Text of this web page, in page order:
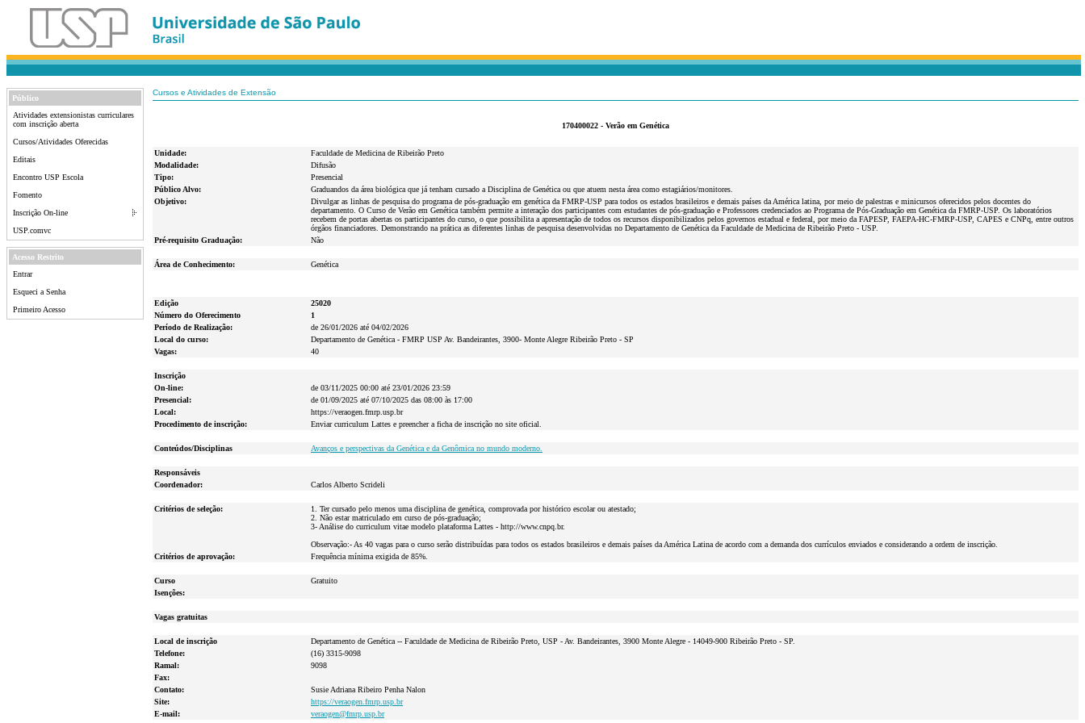
Público
Atividades extensionistas curriculares
com inscrição aberta
Cursos/Atividades Oferecidas
Editais
Encontro USP Escola
Fomento
Inscrição On-line
USP.comvc
Acesso Restrito
Entrar
Esqueci a Senha
Primeiro Acesso
Cursos e Atividades de Extensão
170400022 - Verão em Genética
Unidade:
Faculdade de Medicina de Ribeirão Preto
Modalidade:
Difusão
Tipo:
Presencial
Público Alvo:
Graduandos da área biológica que já tenham cursado a Disciplina de Genética ou que atuem nesta área como estagiários/monitores.
Objetivo:
Divulgar as linhas de pesquisa do programa de pós-graduação em genética da FMRP-USP para todos os estados brasileiros e demais países da América latina, por meio de palestras e minicursos oferecidos pelos docentes do
departamento. O Curso de Verão em Genética também permite a interação dos participantes com estudantes de pós-graduação e Professores credenciados ao Programa de Pós-Graduação em Genética da FMRP-USP. Os laboratórios
recebem de portas abertas os participantes do curso, o que possibilita a apresentação de todos os recursos disponibilizados pelos governos estadual e federal, por meio da FAPESP, FAEPA-HC-FMRP-USP, CAPES e CNPq, entre outros
órgãos financiadores. Demonstrando na prática as diferentes linhas de pesquisa desenvolvidas no Departamento de Genética da Faculdade de Medicina de Ribeirão Preto - USP.
Pré-requisito Graduação:
Não
Área de Conhecimento: Genética
Edição
25020
Número do Oferecimento
1
Período de Realização:
de 26/01/2026 até 04/02/2026
Local do curso:
Departamento de Genética - FMRP USP Av. Bandeirantes, 3900- Monte Alegre Ribeirão Preto - SP
Vagas:
40
Inscrição
On-line:
de 03/11/2025 00:00 até 23/01/2026 23:59
Presencial:
de 01/09/2025 até 07/10/2025 das 08:00 às 17:00
Local:
https://veraogen.fmrp.usp.br
Procedimento de inscrição:
Enviar curriculum Lattes e preencher a ficha de inscrição no site oficial.
Conteúdos/Disciplinas Avanços e perspectivas da Genética e da Genômica no mundo moderno.
Responsáveis
Coordenador:
Carlos Alberto Scrideli
Critérios de seleção:
1. Ter cursado pelo menos uma disciplina de genética, comprovada por histórico escolar ou atestado;
2. Não estar matriculado em curso de pós-graduação;
3- Análise do curriculum vitae modelo plataforma Lattes - http://www.cnpq.br.
Observação:- As 40 vagas para o curso serão distribuídas para todos os estados brasileiros e demais países da América Latina de acordo com a demanda dos currículos enviados e considerando a ordem de inscrição.
Critérios de aprovação:
Frequência mínima exigida de 85%.
Curso
Gratuito
Isenções:
Vagas gratuitas
Local de inscrição
Departamento de Genética -- Faculdade de Medicina de Ribeirão Preto, USP - Av. Bandeirantes, 3900 Monte Alegre - 14049-900 Ribeirão Preto - SP.
Telefone:
(16) 3315-9098
Ramal:
9098
Fax:
Contato:
Susie Adriana Ribeiro Penha Nalon
Site:
https://veraogen.fmrp.usp.br
E-mail:
veraogen@fmrp.usp.br